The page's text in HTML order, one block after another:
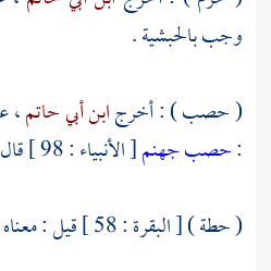
وجب بالحبشية .
( حصب ) : أخرجابن أبي حاتم،
:حصب جهنم[ الأنبياء : 98 ] قال : حطب جهنم ، بالزنجية .
( حطة ) [ البقرة : 58 ] قيل : معناه قولوا صوابا ، بلغتهم .